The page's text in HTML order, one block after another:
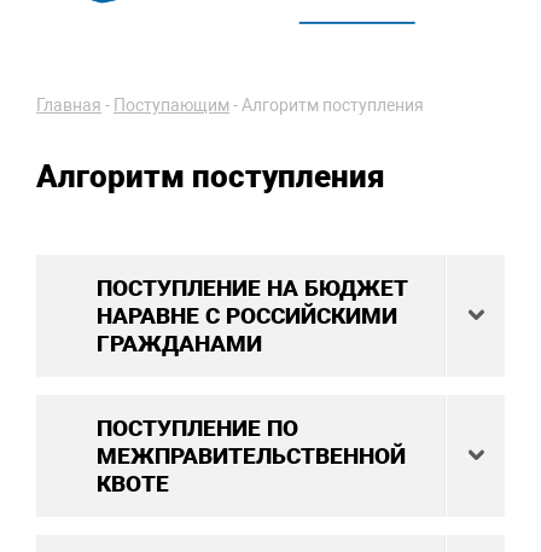
Главная - Поступающим -Алгоритм поступления
Алгоритм поступления
ПОСТУПЛЕНИЕ НА БЮДЖЕТ
НАРАВНЕ С РОССИЙСКИМИ
ГРАЖДАНАМИ
ПОСТУПЛЕНИЕ ПО
МЕЖПРАВИТЕЛЬСТВЕННОЙ
КВОТЕ